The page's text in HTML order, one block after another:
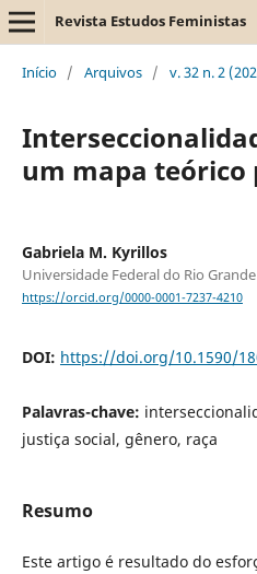
Revista Estudos Feministas
Início / Arquivos / v. 32 n. 2
um mapa teórico
Gabriela M. Kyrillos
Universidade Federal do Rio Grande
https://orcid.org/0000-0001-7237-4210
DOI: https://doi.org/10.1590/
Palavras-chave:
justiça social, gênero, raça
Resumo
Este artigo é resultado do